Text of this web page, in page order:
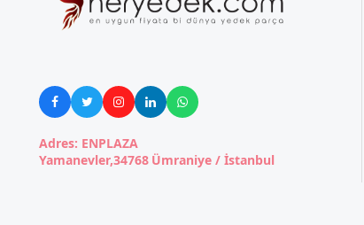
    
Adres: ENPLAZA
Yamanevler,34768 Ümraniye / İstanbul